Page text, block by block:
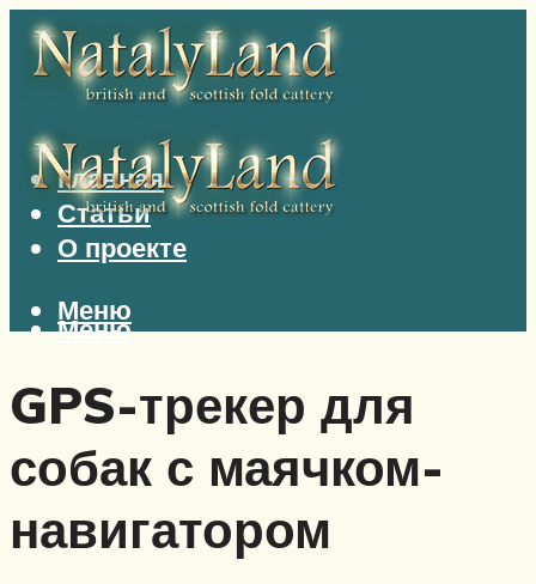
Главная
Статьи
О проекте
Меню
Меню
GPS-трекер для
собак с маячком-
навигатором